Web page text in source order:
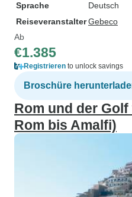
Sprache
Deutsch
ReiseveranstalterGebeco
Ab
€1.385
Registrieren to unlock savings
Broschüre
Rom und der
Rom bis Amalfi)